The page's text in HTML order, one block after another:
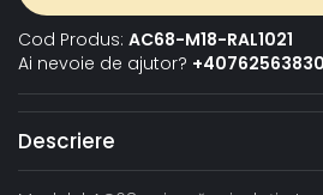
Cod Produs: AC68-M18-RAL1021
Ai nevoie de ajutor? +40762563830
Descriere